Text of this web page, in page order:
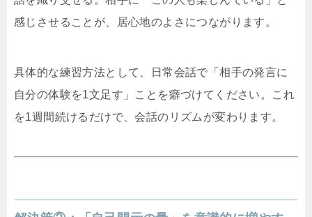
感じさせることが、居心地のよさにつながります。
具体的な練習方法として、日常会話で「相手の発言に
自分の体験を1文足す」ことを癖づけてください。これ
を1週間続けるだけで、会話のリズムが変わります。